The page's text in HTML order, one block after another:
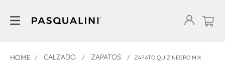
CALZADO ZAPATOS ZAPATO QUIZ NEGRO MIX